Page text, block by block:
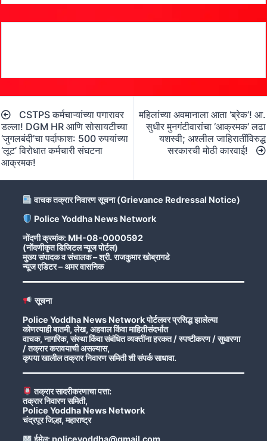
navigation
CSTPS कर्मचाऱ्यांच्या पगारावर
डल्ला! DGM HR आणि सोसायटीच्या
‘जुगलबंदी’चा पर्दाफाश: 500 रुपयांच्या
‘लूट’ विरोधात कर्मचारी संघटना
आक्रमक!
महिलांच्या अवमानाला आता ‘ब्रेक’! आ.
सुधीर मुनगंटीवारांचा ‘आक्रमक’ लढा
यशस्वी; अश्लील जाहिरातींविरुद्ध
सरकारची मोठी कारवाई!
वाचक तक्रार निवारण सूचना (Grievance Redressal Notice)
Police Yoddha News Network
नोंदणी क्रमांक: MH-08-0000592
(नोंदणीकृत डिजिटल न्यूज पोर्टल)
मुख्य संपादक व संचालक – श्री. राजकुमार खोब्रागडे
न्यूज एडिटर – अमर वासनिक
सूचना
Police Yoddha News Network पोर्टलवर प्रसिद्ध झालेल्या
कोणत्याही बातमी, लेख, अहवाल किंवा माहितीसंदर्भात
वाचक, नागरिक, संस्था किंवा संबंधित व्यक्तींना हरकत / स्पष्टीकरण / सुधारणा
/ तक्रार करावयाची असल्यास,
कृपया खालील तक्रार निवारण समिती शी संपर्क साधावा.
तक्रार सादरीकरणाचा पत्ता:
तक्रार निवारण समिती,
Police Yoddha News Network
चंद्रपूर जिल्हा, महाराष्ट्र